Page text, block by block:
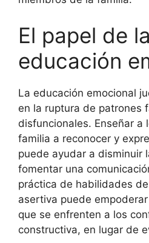
El papel de la
educación
La educación emocional
en la ruptura de patrones
disfuncionales. Enseñar a
familia a reconocer y
puede ayudar a disminuir
fomentar una
práctica de habilidades
asertiva puede
que se enfrenten a los
constructiva, en lugar de